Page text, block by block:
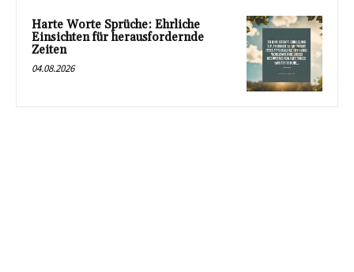
Harte Worte Sprüche: Ehrliche
Einsichten für herausfordernde
Zeiten
04.08.2026